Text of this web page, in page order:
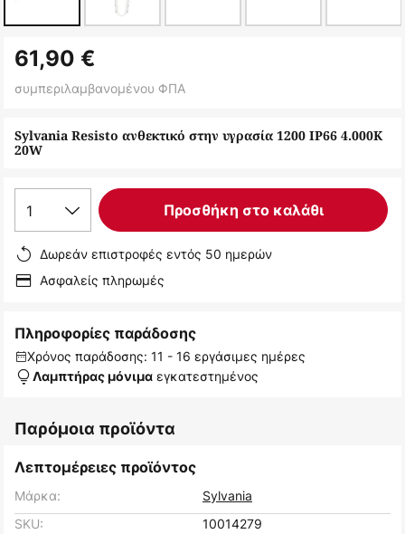
στην
αρχή
συλλογής
εικόνων
Sylvania Resisto ανθεκτικό στην υγρασία 1200 IP66 4.000K
20W
61,90 €
συμπεριλαμβανομένου ΦΠΑ
1 Προσθήκη στο καλάθι
Δωρεάν επιστροφές εντός 50 ημερών
Ασφαλείς πληρωμές
Πληροφορίες παράδοσης
Χρόνος παράδοσης: 11 - 16 εργάσιμες ημέρες
Λαμπτήρας μόνιμα εγκατεστημένος
Παρόμοια προϊόντα
Λεπτομέρειες προϊόντος
Μάρκα:
Sylvania
SKU:
10014279